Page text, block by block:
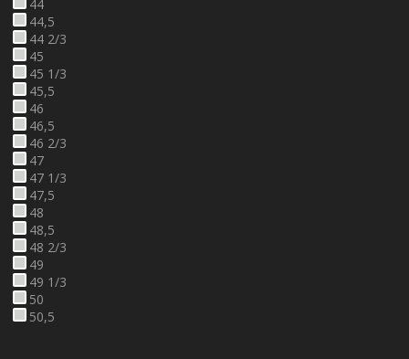
44
44,5
44 2/3
45
45 1/3
45,5
46
46,5
46 2/3
47
47 1/3
47,5
48
48,5
48 2/3
49
49 1/3
50
50,5